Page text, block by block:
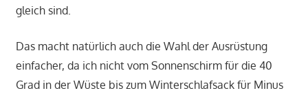
gleich sind.
Das macht natürlich auch die Wahl der Ausrüstung
einfacher, da ich nicht vom Sonnenschirm für die 40
Grad in der Wüste bis zum Winterschlafsack für Minus